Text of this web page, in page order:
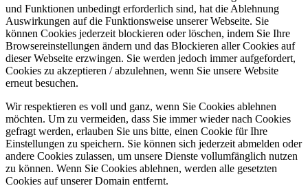
und Funktionen unbedingt erforderlich sind, hat die Ablehnung
Auswirkungen auf die Funktionsweise unserer Webseite. Sie
können Cookies jederzeit blockieren oder löschen, indem Sie Ihre
Browsereinstellungen ändern und das Blockieren aller Cookies auf
dieser Webseite erzwingen. Sie werden jedoch immer aufgefordert,
Cookies zu akzeptieren / abzulehnen, wenn Sie unsere Website
erneut besuchen.
Wir respektieren es voll und ganz, wenn Sie Cookies ablehnen
möchten. Um zu vermeiden, dass Sie immer wieder nach Cookies
gefragt werden, erlauben Sie uns bitte, einen Cookie für Ihre
Einstellungen zu speichern. Sie können sich jederzeit abmelden oder
andere Cookies zulassen, um unsere Dienste vollumfänglich nutzen
zu können. Wenn Sie Cookies ablehnen, werden alle gesetzten
Cookies auf unserer Domain entfernt.